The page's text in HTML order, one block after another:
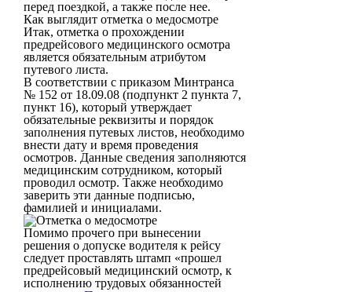
перед поездкой, а также после нее.
Как выглядит отметка о медосмотре
Итак, отметка о прохождении
предрейсового медицинского осмотра
является обязательным атрибутом
путевого листа.
В соответствии с приказом Минтранса
№ 152 от 18.09.08 (подпункт 2 пункта 7,
пункт 16), который утверждает
обязательные реквизиты и порядок
заполнения путевых листов, необходимо
внести дату и время проведения
осмотров. Данные сведения заполняются
медицинским сотрудником, который
проводил осмотр. Также необходимо
заверить эти данные подписью,
фамилией и инициалами.
Помимо прочего при вынесении
решения о допуске водителя к рейсу
следует проставлять штамп «прошел
предрейсовый медицинский осмотр, к
исполнению трудовых обязанностей